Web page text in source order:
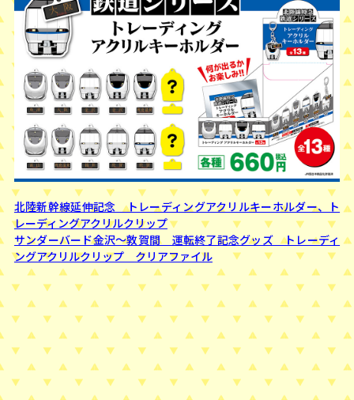
北陸新幹線延伸記念 トレーディングアクリルキーホルダー、ト
レーディングアクリルクリップ
サンダーバード金沢〜敦賀間 運転終了記念グッズ トレーディ
ングアクリルクリップ クリアファイル